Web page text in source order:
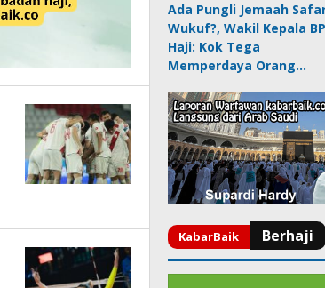
Ada Pungli Jemaah
Wukuf?, Wakil Kepala BP
Haji: Kok Tega
Memperdaya Orang…